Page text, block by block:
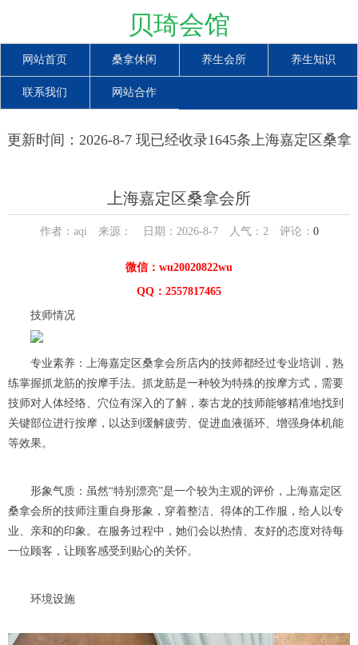
贝琦会馆
网站首页 桑拿休闲 养生会所 养生知识
联系我们 网站合作
更新时间：2026-8-7 现已经收录1645条上海嘉定区桑拿
上海嘉定区桑拿会所
作者：aqi 来源： 日期：2026-8-7 人气： 2评论： 0
微信：wu20020822wu
QQ：2557817465
技师情况
专业素养：上海嘉定区桑拿会所店内的技师都经过专业培训，熟
练掌握抓龙筋的按摩手法。抓龙筋是一种较为特殊的按摩方式，需要
技师对人体经络、穴位有深入的了解，泰古龙的技师能够精准地找到
关键部位进行按摩，以达到缓解疲劳、促进血液循环、增强身体机能
等效果。
形象气质：虽然“特别漂亮”是一个较为主观的评价，上海嘉定区
桑拿会所的技师注重自身形象，穿着整洁、得体的工作服，给人以专
业、亲和的印象。在服务过程中，她们会以热情、友好的态度对待每
一位顾客，让顾客感受到贴心的关怀。
环境设施